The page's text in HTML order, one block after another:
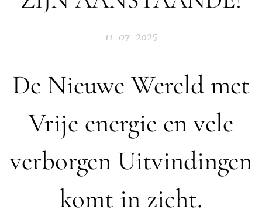
11-07-2025
De Nieuwe Wereld met
Vrije energie en vele
verborgen Uitvindingen
komt in zicht.